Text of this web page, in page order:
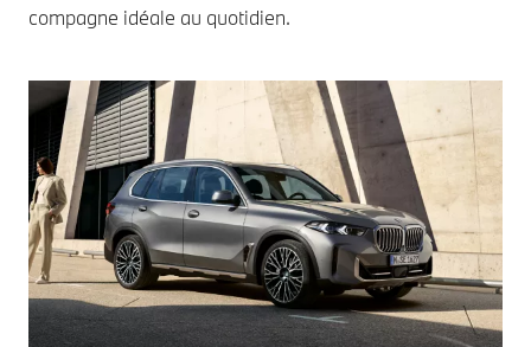
compagne idéale au quotidien.